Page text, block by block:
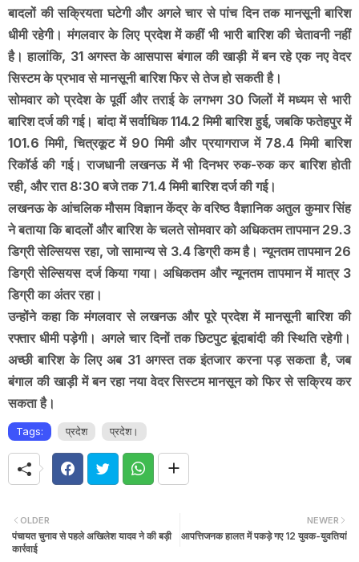
बादलों की सक्रियता घटेगी और अगले चार से पांच दिन तक मानसूनी बारिश
धीमी रहेगी। मंगलवार के लिए प्रदेश में कहीं भी भारी बारिश की चेतावनी नहीं
है। हालांकि, 31 अगस्त के आसपास बंगाल की खाड़ी में बन रहे एक नए वेदर
सिस्टम के प्रभाव से मानसूनी बारिश फिर से तेज हो सकती है।
सोमवार को प्रदेश के पूर्वी और तराई के लगभग 30 जिलों में मध्यम से भारी
बारिश दर्ज की गई। बांदा में सर्वाधिक 114.2 मिमी बारिश हुई, जबकि फतेहपुर में
101.6 मिमी, चित्रकूट में 90 मिमी और प्रयागराज में 78.4 मिमी बारिश
रिकॉर्ड की गई। राजधानी लखनऊ में भी दिनभर रुक-रुक कर बारिश होती
रही, और रात 8:30 बजे तक 71.4 मिमी बारिश दर्ज की गई।
लखनऊ के आंचलिक मौसम विज्ञान केंद्र के वरिष्ठ वैज्ञानिक अतुल कुमार सिंह
ने बताया कि बादलों और बारिश के चलते सोमवार को अधिकतम तापमान 29.3
डिग्री सेल्सियस रहा, जो सामान्य से 3.4 डिग्री कम है। न्यूनतम तापमान 26
डिग्री सेल्सियस दर्ज किया गया। अधिकतम और न्यूनतम तापमान में मात्र 3
डिग्री का अंतर रहा।
उन्होंने कहा कि मंगलवार से लखनऊ और पूरे प्रदेश में मानसूनी बारिश की
रफ्तार धीमी पड़ेगी। अगले चार दिनों तक छिटपुट बूंदाबांदी की स्थिति रहेगी।
अच्छी बारिश के लिए अब 31 अगस्त तक इंतजार करना पड़ सकता है, जब
बंगाल की खाड़ी में बन रहा नया वेदर सिस्टम मानसून को फिर से सक्रिय कर
सकता है।
Tags: प्रदेश प्रदेश।
NEWER
आपत्तिजनक हालत में पकड़े गए 12 युवक-युवतियां
OLDER
पंचायत चुनाव से पहले अखिलेश यादव ने की बड़ी
कार्रवाई